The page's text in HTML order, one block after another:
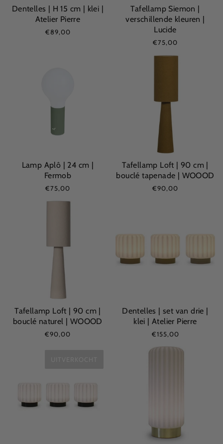
Dentelles | H 15 cm | klei |
Atelier Pierre
€89,00
Tafellamp Siemon |
verschillende kleuren |
Lucide
€75,00
Lamp Aplô | 24 cm |
Fermob
€75,00
Tafellamp Loft | 90 cm |
bouclé tapenade | WOOOD
€90,00
Tafellamp Loft | 90 cm |
bouclé naturel | WOOOD
€90,00
Dentelles | set van drie |
klei | Atelier Pierre
€155,00